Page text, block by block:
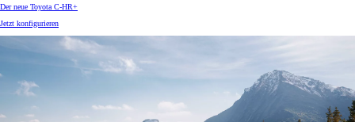
Der neue Toyota C-HR+
Jetzt konfigurieren